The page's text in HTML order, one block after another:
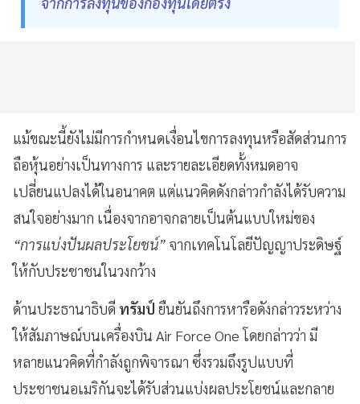
แม้ขณะนี้ยังไม่มีการกำหนดเงื่อนไขการลงทุนหรือสัดส่วนการ
ถือหุ้นอย่างเป็นทางการ และรายละเอียดทั้งหมดอาจ
เปลี่ยนแปลงได้ในอนาคต แต่แนวคิดดังกล่าวกำลังได้รับความ
สนใจอย่างมาก เนื่องจากอาจกลายเป็นต้นแบบใหม่ของ
“การแบ่งปันผลประโยชน์” จากเทคโนโลยีปัญญาประดิษฐ์
ให้กับประชาชนในวงกว้าง
ด้านประธานาธิบดี ทรัมป์ ยืนยันถึงการหารือดังกล่าวระหว่าง
ให้สัมภาษณ์บนเครื่องบิน Air Force One โดยกล่าวว่า มี
หลายแนวคิดที่กำลังถูกพิจารณา ซึ่งรวมถึงรูปแบบที่
ประชาชนอเมริกันจะได้รับส่วนแบ่งผลประโยชน์และกลาย